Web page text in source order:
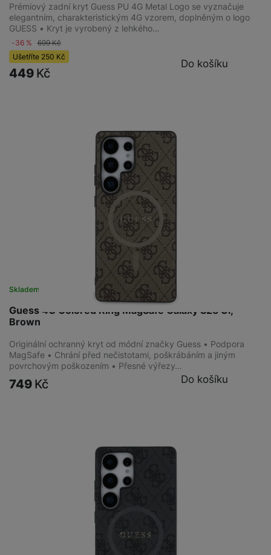
Prémiový zadní kryt Guess PU 4G Metal Logo se vyznačuje
elegantním, charakteristickým 4G vzorem, doplněným o logo
GUESS • Kryt je vyrobený z lehkého…
-36 % 699Kč
Ušetříte 250 Kč
449 Kč
Do košíku
Guess 4G Colored Ring MagSafe Galaxy S25 Ul,
Brown
Skladem
Originální ochranný kryt od módní značky Guess • Podpora
MagSafe • Chrání před nečistotami, poškrábáním a jiným
povrchovým poškozením • Přesné výřezy…
749 Kč Do košíku